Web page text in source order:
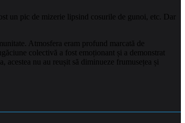
un pic de mizerie lipsind cosurile de gunoi, etc. Dar
Atmosfera eram profund marcată de
colectivă a fost emoționant și a demonstrat
acestea nu au reușit să diminueze frumusețea și